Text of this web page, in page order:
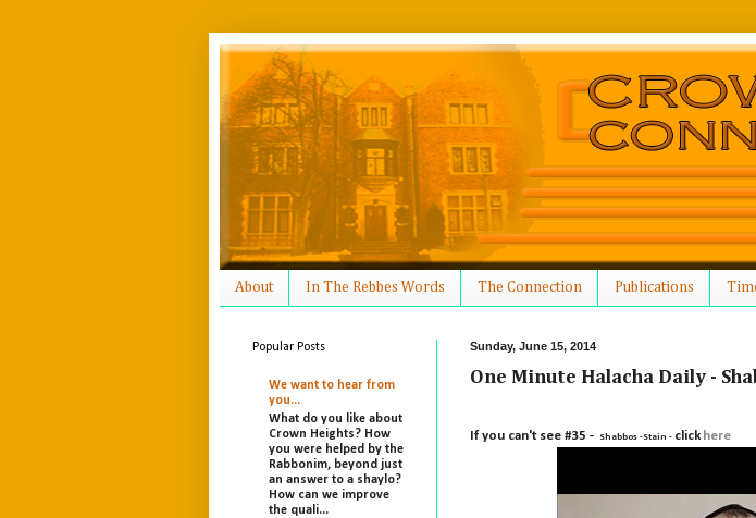
About In The Rebbes Words The Connection Publications
Sunday, June 15, 2014
One Minute Halacha Daily -
If you can't see #35 - Shabbos -Stain - click here
Popular Posts
We want to hear from
you...
What do you like about
Crown Heights? How
you were helped by the
Rabbonim, beyond just
an answer to a shaylo?
How can we improve
the quali...